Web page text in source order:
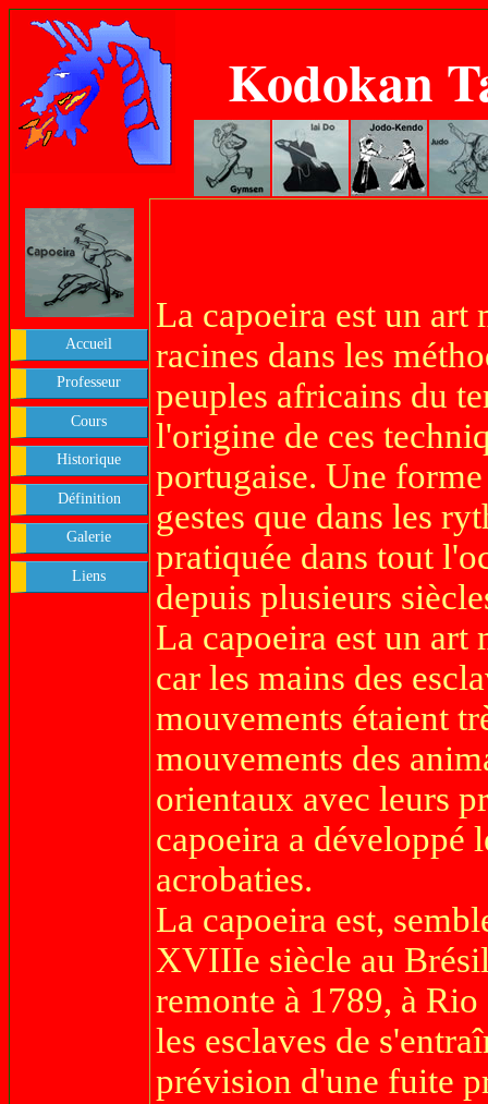
Kodokan
Accueil
Professeur
Cours
Historique
Définition
Galerie
Liens
La capoeira est un
racines dans les
peuples africains du
l'origine de ces
portugaise. Une
gestes que dans les
pratiquée dans tout
depuis plusieurs
La capoeira est un
car les mains des
mouvements étaient
mouvements des
orientaux avec leurs
capoeira a développé
acrobaties.
La capoeira est,
XVIIIe siècle au
remonte à 1789, à
les esclaves de
prévision d'une fuite